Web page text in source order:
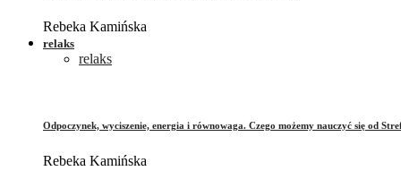
Rebeka Kamińska
relaks
relaks
Odpoczynek, wyciszenie, energia i równowaga. Czego możemy nauczyć się od
Rebeka Kamińska